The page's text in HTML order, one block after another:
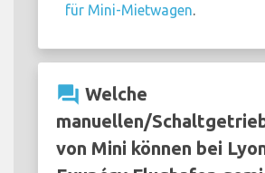
für Mini-Mietwagen
question_answer Welche
manuellen/
von Mini können bei